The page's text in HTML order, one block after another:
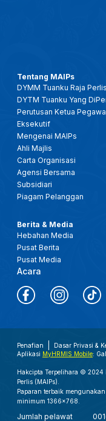
Tentang MAIPs
DYMM Tuanku Raja Perlis
DYTM Tuanku Yang
Perutusan Ketua
Eksekutif
Mengenai MAIPs
Ahli Majlis
Carta Organisasi
Agensi Bersama
Subsidiari
Piagam Pelanggan
Berita & Media
Hebahan Media
Pusat Berita
Pusat Media
Acara
Penafian Dasar Privasi &
Aplikasi MyHRMIS Mobile:
Hakcipta Terpelihara © 2024
Perlis (MAIPs).
Paparan terbaik
minimum 1366x768.
Jumlah pelawat